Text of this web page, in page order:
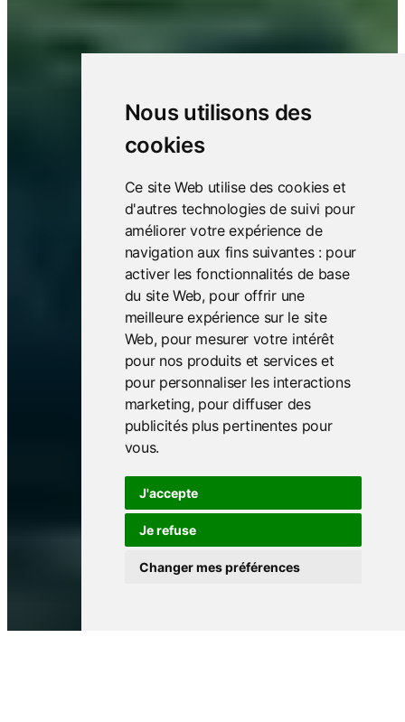
Nous utilisons des
cookies
Ce site Web utilise des cookies et
d'autres technologies de suivi pour
améliorer votre expérience de
navigation aux fins suivantes : pour
activer les fonctionnalités de base
du site Web, pour offrir une
meilleure expérience sur le site
Web, pour mesurer votre intérêt
pour nos produits et services et
pour personnaliser les interactions
marketing, pour diffuser des
publicités plus pertinentes pour
vous.
J'accepte
Je refuse
Changer mes préférences